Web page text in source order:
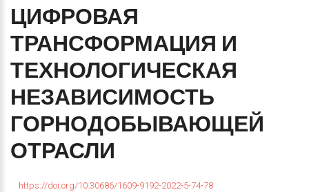
ЦИФРОВАЯ
ТРАНСФОРМАЦИЯ И
ТЕХНОЛОГИЧЕСКАЯ
НЕЗАВИСИМОСТЬ
ГОРНОДОБЫВАЮЩЕЙ
ОТРАСЛИ
https://doi.org/10.30686/1609-9192-2022-5-74-78